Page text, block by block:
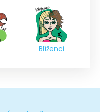
Blíženci